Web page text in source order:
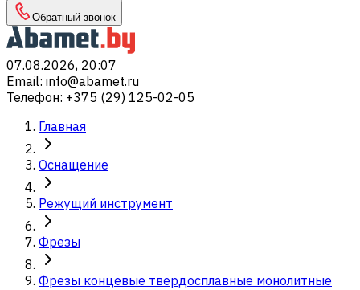
Обратный звонок
07.08.2026, 20:07
Email: info@abamet.ru
Телефон: +375 (29) 125-02-05
Главная
Оснащение
Режущий инструмент
Фрезы
Фрезы концевые твердосплавные монолитные